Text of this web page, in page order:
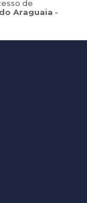
de
Araguaia -